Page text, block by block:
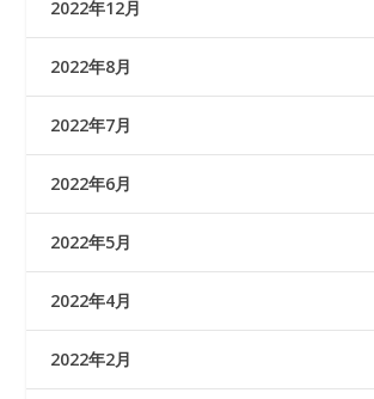
2022年12月
2022年8月
2022年7月
2022年6月
2022年5月
2022年4月
2022年2月